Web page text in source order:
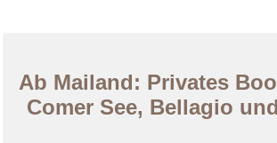
Ab Mailand: Privates
Comer See, Bellagio